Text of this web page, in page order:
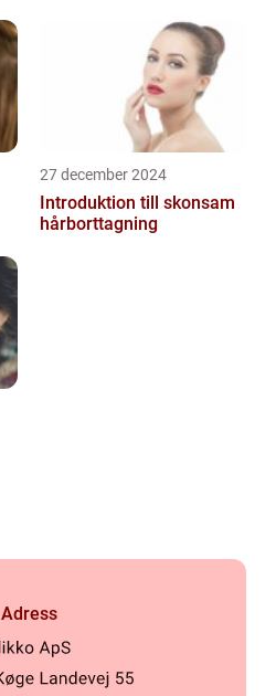
27 december 2024
Introduktion till skonsam
hårborttagning
Adress